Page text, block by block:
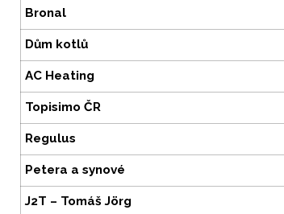
Bronal
Dům kotlů
AC Heating
Topisimo ČR
Regulus
Petera a synové
J2T – Tomáš Jörg